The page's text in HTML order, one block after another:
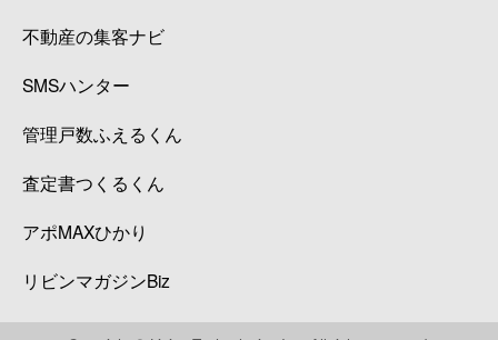
不動産の集客ナビ
SMSハンター
管理戸数ふえるくん
査定書つくるくん
アポMAXひかり
リビンマガジンBiz